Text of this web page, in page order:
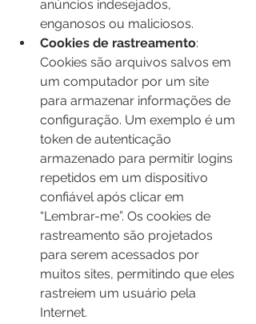
anúncios indesejados,
enganosos ou maliciosos.
Cookies de rastreamento:
Cookies são arquivos salvos em
um computador por um site
para armazenar informações de
configuração. Um exemplo é um
token de autenticação
armazenado para permitir logins
repetidos em um dispositivo
confiável após clicar em
“Lembrar-me”. Os cookies de
rastreamento são projetados
para serem acessados ​​por
muitos sites, permitindo que eles
rastreiem um usuário pela
Internet.